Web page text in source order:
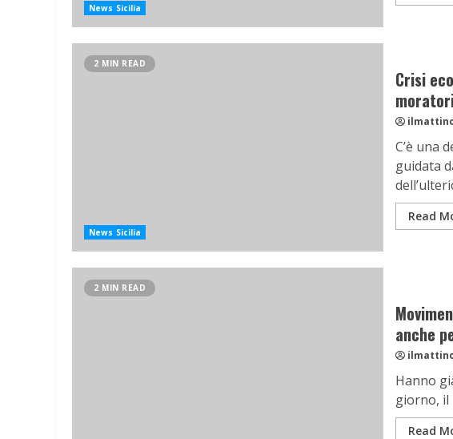
News Sicilia
2 MIN READ
News Sicilia
Crisi
C’è una
guidata
Read
2 MIN READ
anche
Hanno
giorno, il
Read